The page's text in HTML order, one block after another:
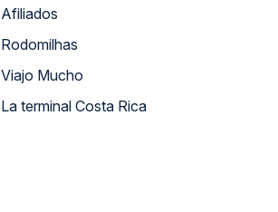
Afiliados
Rodomilhas
Viajo Mucho
La terminal Costa Rica